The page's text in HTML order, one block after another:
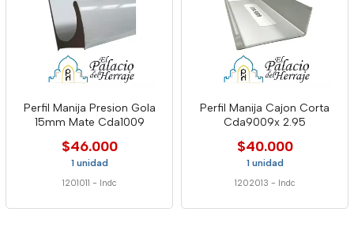
Perfil Manija Presion Gola
15mm Mate Cda1009
$46.000
1 unidad
1201011 - Indc
Perfil Manija Cajon Corta
Cda9009x 2.95
$40.000
1 unidad
1202013 - Indc